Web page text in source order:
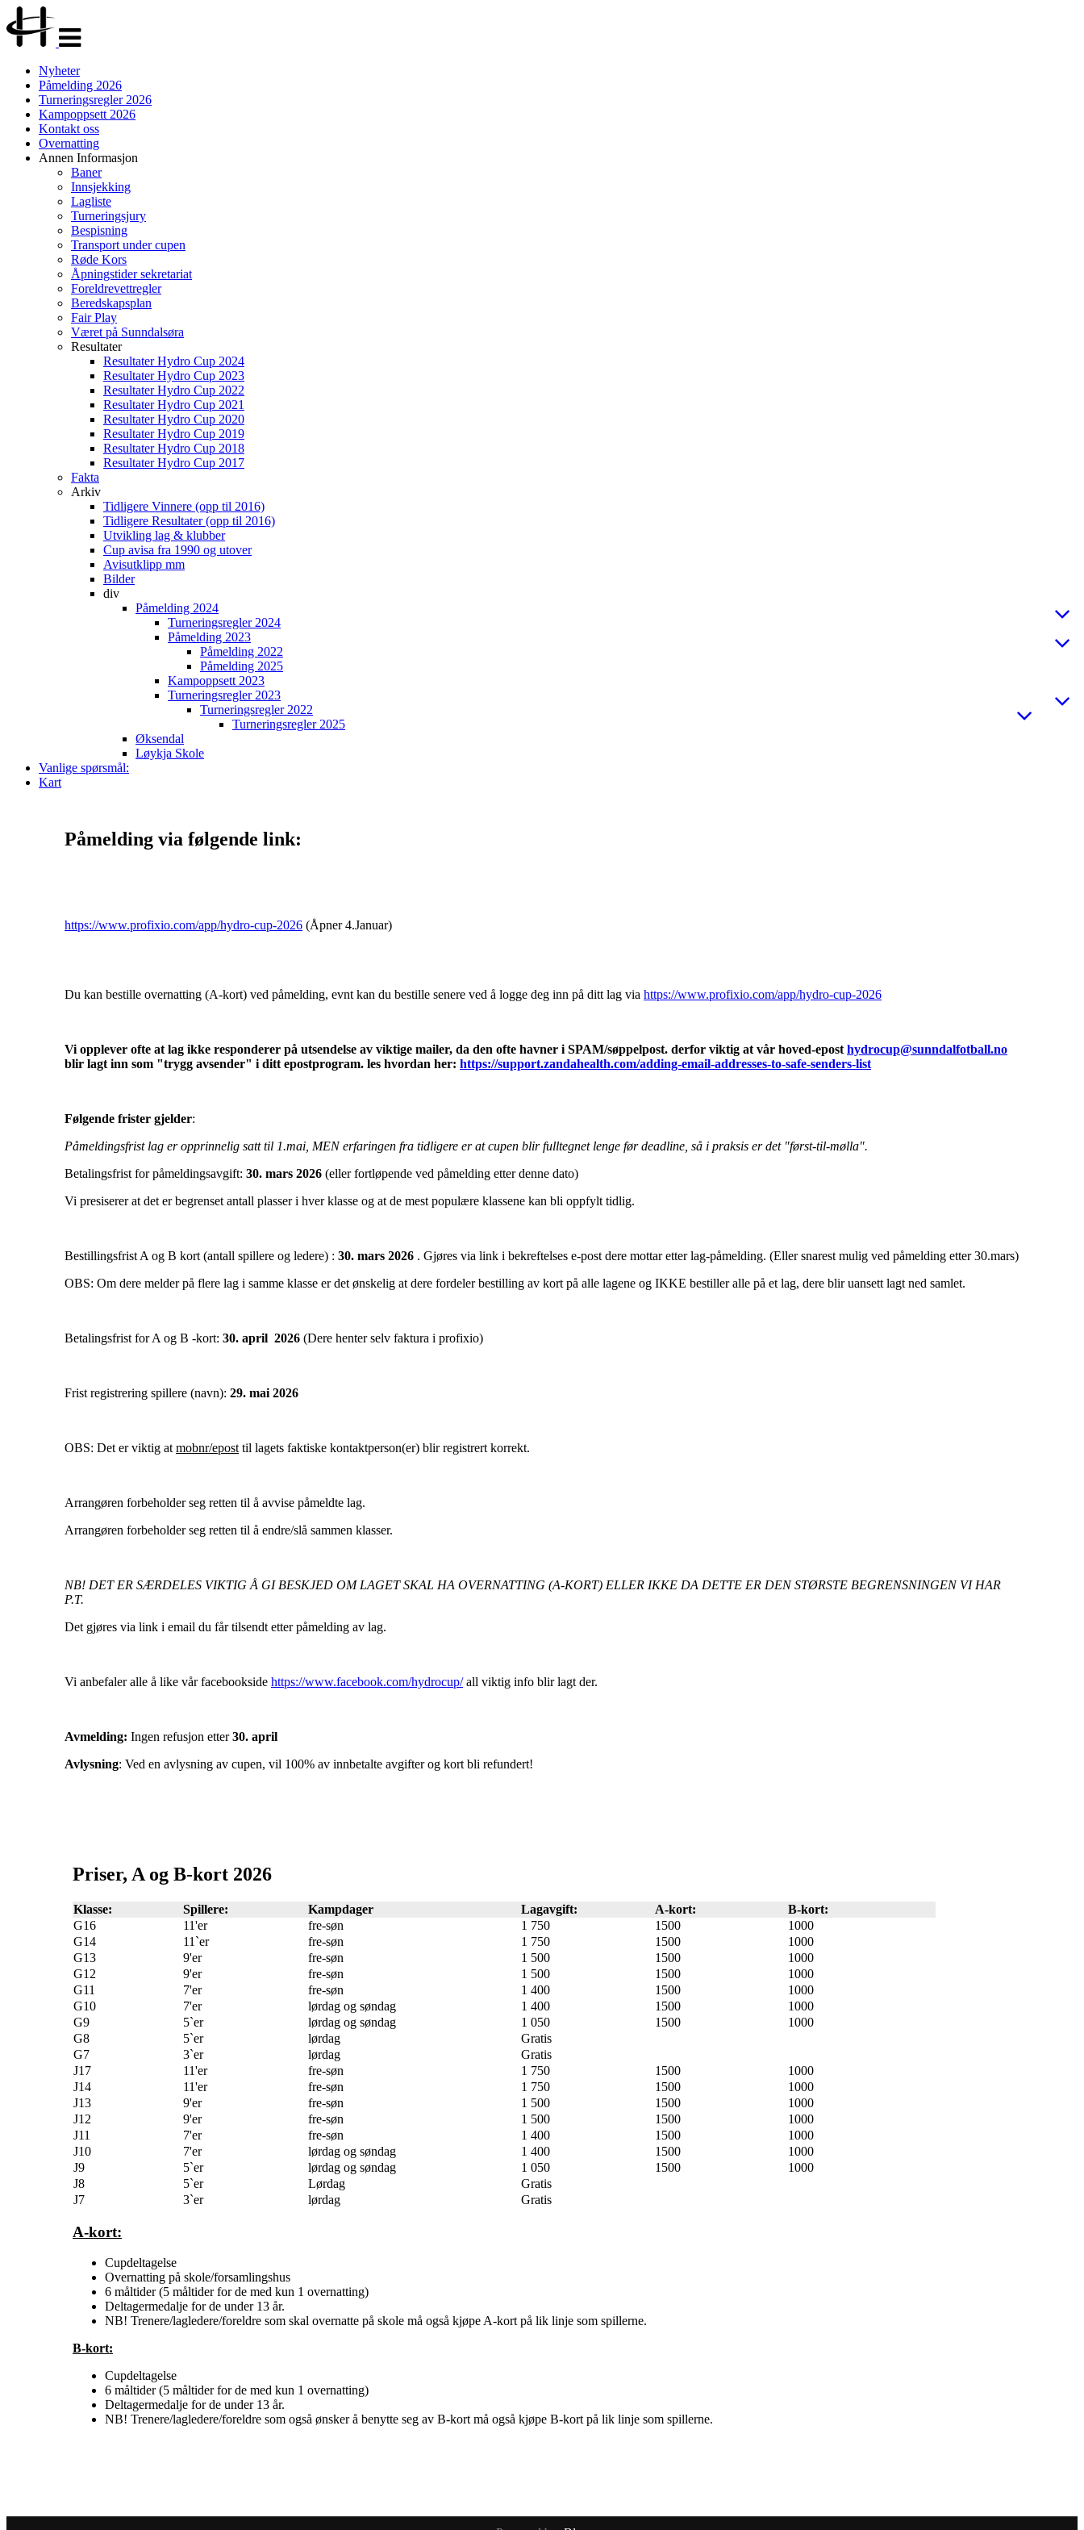
navigasjon
Nyheter
Påmelding 2026
Turneringsregler 2026
Kampoppsett 2026
Kontakt oss
Overnatting
Annen Informasjon
Baner
Innsjekking
Lagliste
Turneringsjury
Bespisning
Transport under cupen
Røde Kors
Åpningstider sekretariat
Foreldrevettregler
Beredskapsplan
Fair Play
Været på Sunndalsøra
Resultater
Resultater Hydro Cup 2024
Resultater Hydro Cup 2023
Resultater Hydro Cup 2022
Resultater Hydro Cup 2021
Resultater Hydro Cup 2020
Resultater Hydro Cup 2019
Resultater Hydro Cup 2018
Resultater Hydro Cup 2017
Fakta
Arkiv
Tidligere Vinnere (opp til 2016)
Tidligere Resultater (opp til 2016)
Utvikling lag & klubber
Cup avisa fra 1990 og utover
Avisutklipp mm
Bilder
div
Påmelding 2024
Turneringsregler 2024
Påmelding 2023
Påmelding 2022
Påmelding 2025
Kampoppsett 2023
Turneringsregler 2023
Turneringsregler 2022
Turneringsregler 2025
Øksendal
Løykja Skole
Vanlige spørsmål:
Kart
Påmelding via følgende link:
https://www.profixio.com/app/hydro-cup-2026 (Åpner 4.Januar)
Du kan bestille overnatting (A-kort) ved påmelding, evnt kan du bestille senere ved å logge deg inn på ditt lag via https://www.profixio.com/app/hydro-cup-2026
Vi opplever ofte at lag ikke responderer på utsendelse av viktige mailer, da den ofte havner i SPAM/søppelpost. derfor viktig at vår hoved-epost hydrocup@sunndalfotball.no
blir lagt inn som "trygg avsender" i ditt epostprogram. les hvordan her: https://support.zandahealth.com/adding-email-addresses-to-safe-senders-list
Følgende frister gjelder:
Påmeldingsfrist lag er opprinnelig satt til 1.mai, MEN erfaringen fra tidligere er at cupen blir fulltegnet lenge før deadline, så i praksis er det "først-til-mølla".
Betalingsfrist for påmeldingsavgift: 30. mars 2026 (eller fortløpende ved påmelding etter denne dato)
Vi presiserer at det er begrenset antall plasser i hver klasse og at de mest populære klassene kan bli oppfylt tidlig.
Bestillingsfrist A og B kort (antall spillere og ledere) : 30. mars 2026 . Gjøres via link i bekreftelses e-post dere mottar etter lag-påmelding. (Eller snarest mulig ved påmelding etter 30.mars)
OBS: Om dere melder på flere lag i samme klasse er det ønskelig at dere fordeler bestilling av kort på alle lagene og IKKE bestiller alle på et lag, dere blir uansett lagt ned samlet.
Betalingsfrist for A og B -kort: 30. april 2026 (Dere henter selv faktura i profixio)
Frist registrering spillere (navn): 29. mai 2026
OBS: Det er viktig at mobnr/epost til lagets faktiske kontaktperson(er) blir registrert korrekt.
Arrangøren forbeholder seg retten til å avvise påmeldte lag.
Arrangøren forbeholder seg retten til å endre/slå sammen klasser.
NB! DET ER SÆRDELES VIKTIG Å GI BESKJED OM LAGET SKAL HA OVERNATTING (A-KORT) ELLER IKKE DA DETTE ER DEN STØRSTE BEGRENSNINGEN VI HAR
P.T.
Det gjøres via link i email du får tilsendt etter påmelding av lag.
Vi anbefaler alle å like vår facebookside https://www.facebook.com/hydrocup/all viktig info blir lagt der.
Avmelding: Ingen refusjon etter30. april
Avlysning: Ved en avlysning av cupen, vil 100% av innbetalte avgifter og kort bli refundert!
Priser, A og B-kort 2026
Klasse: Spillere: Kampdager Lagavgift: A-kort:
B-kort:
G16
11'er fre-søn 1 750 1500
1000
G14
11`er fre-søn 1 750 1500
1000
G13
9'er fre-søn 1 500 1500
1000
G12
9'er fre-søn 1 500 1500
1000
G11
7'er fre-søn 1 400 1500
1000
G10
7'er lørdag og søndag 1 400 1500
1000
G9
5`er lørdag og søndag 1 050 1500
1000
G8
5`er lørdag
Gratis
G7
3`er lørdag
Gratis
J17
11'er fre-søn 1 750 1500
1000
J14
11'er fre-søn 1 750 1500
1000
J13
9'er fre-søn 1 500 1500
1000
J12
9'er fre-søn 1 500 1500
1000
J11
7'er fre-søn 1 400 1500
1000
J10
7'er lørdag og søndag 1 400 1500
1000
J9
5`er lørdag og søndag 1 050 1500
1000
J8
5`er Lørdag
Gratis
J7
3`er lørdag Gratis
A-kort:
Cupdeltagelse
Overnatting på skole/forsamlingshus
6 måltider (5 måltider for de med kun 1 overnatting)
Deltagermedalje for de under 13 år.
NB! Trenere/lagledere/foreldre som skal overnatte på skole må også kjøpe A-kort på lik linje som spillerne.
B-kort:
Cupdeltagelse
6 måltider (5 måltider for de med kun 1 overnatting)
Deltagermedalje for de under 13 år.
NB! Trenere/lagledere/foreldre som også ønsker å benytte seg av B-kort må også kjøpe B-kort på lik linje som spillerne.